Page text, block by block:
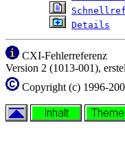
Details
CXI-Fehlerreferenz
Version 2 (1013-001),
Copyright (c) 1996-